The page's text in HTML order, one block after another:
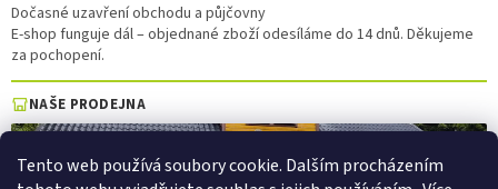
Tento web používá soubory cookie. Dalším procházením
Dočasné uzavření obchodu a půjčovny
E-shop funguje dál – objednané zboží odesíláme do 14 dnů. Děkujeme
za pochopení.
NAŠE PRODEJNA